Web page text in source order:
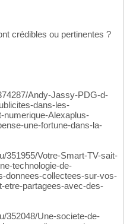
crédibles ou pertinentes ?
Andy-Jassy-PDG-d-
dans-les-
Alexaplus-
une-fortune-dans-la-
351955/Votre-Smart-TV-sait-
technologie-de-
donnees-collectees-sur-vos-
etre-partagees-avec-des-
352048/Une-societe-de-